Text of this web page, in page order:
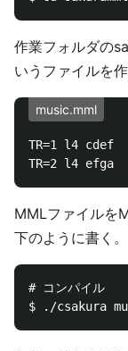
作業フォルダの
いうファイルを作
music.mml
TR=1 l4 cdef
MMLファイルを
下のように書く。
# コンパイル